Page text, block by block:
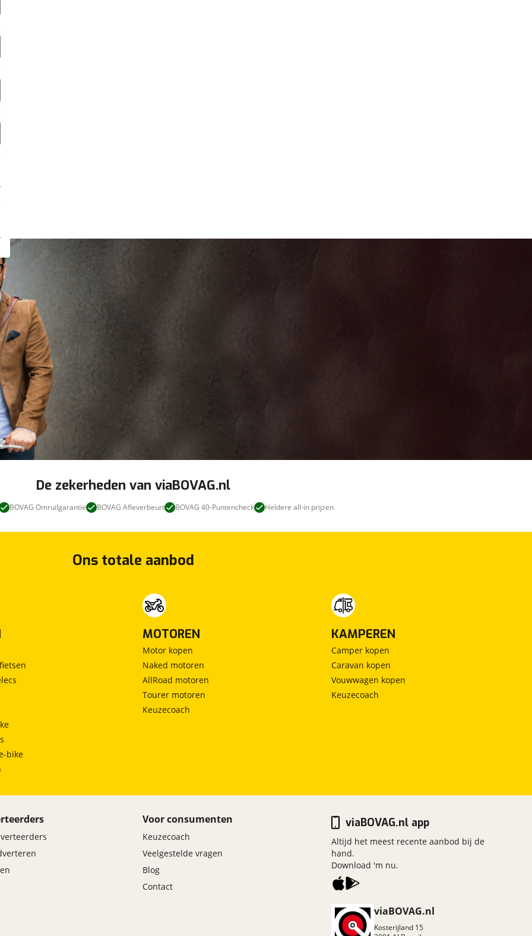
De zekerheden van viaBOVAG.nl
BOVAG Omruilgarantie BOVAG Afleverbeurt BOVAG 40-Puntencheck Heldere all-in prijzen
Ons totale aanbod
bike
MOTOREN
Motor kopen
Naked motoren
AllRoad motoren
Tourer motoren
Keuzecoach
KAMPEREN
Camper kopen
Caravan kopen
Vouwwagen kopen
Keuzecoach
Voor consumenten
Keuzecoach
Veelgestelde vragen
Blog
Contact
viaBOVAG.nl
Kosterijland 15
viaBOVAG.nl app
Altijd het meest recente aanbod bij de
hand.
Download 'm nu.